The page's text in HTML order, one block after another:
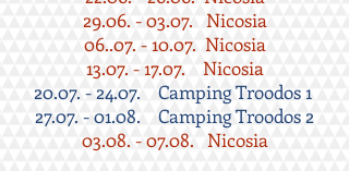
29.06. - 03.07. Nicosia
06..07. - 10.07. Nicosia
13.07. - 17.07. Nicosia
20.07. - 24.07. Camping Troodos 1
27.07. - 01.08. Camping Troodos 2
03.08. - 07.08. Nicosia